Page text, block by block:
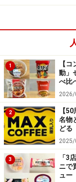
「お店で焼いた
て、チョコレー
ズ感で、おやつに
1
【
動」
べ比
2
【
名物
どる
3
「3
ニで
ュー